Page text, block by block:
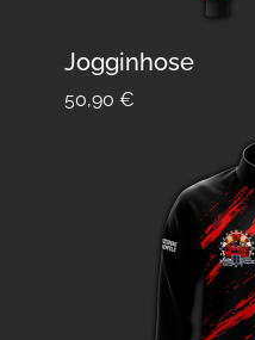
Jogginhose
50,90 €